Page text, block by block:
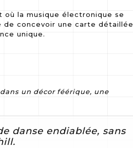
la musique électronique se
de concevoir une carte détaillée
unique.
un décor féérique, une
danse endiablée, sans